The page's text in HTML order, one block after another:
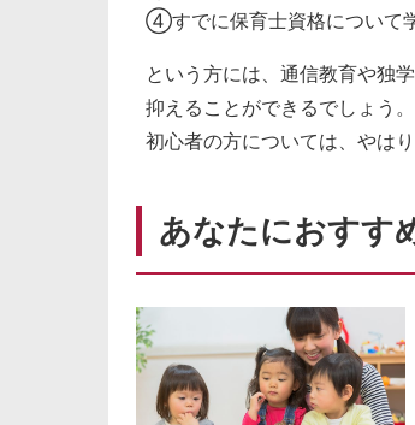
④すでに保育士資格について
という方には、通信教育や独
抑えることができるでしょう。
初心者の方については、やは
あなたにおすす